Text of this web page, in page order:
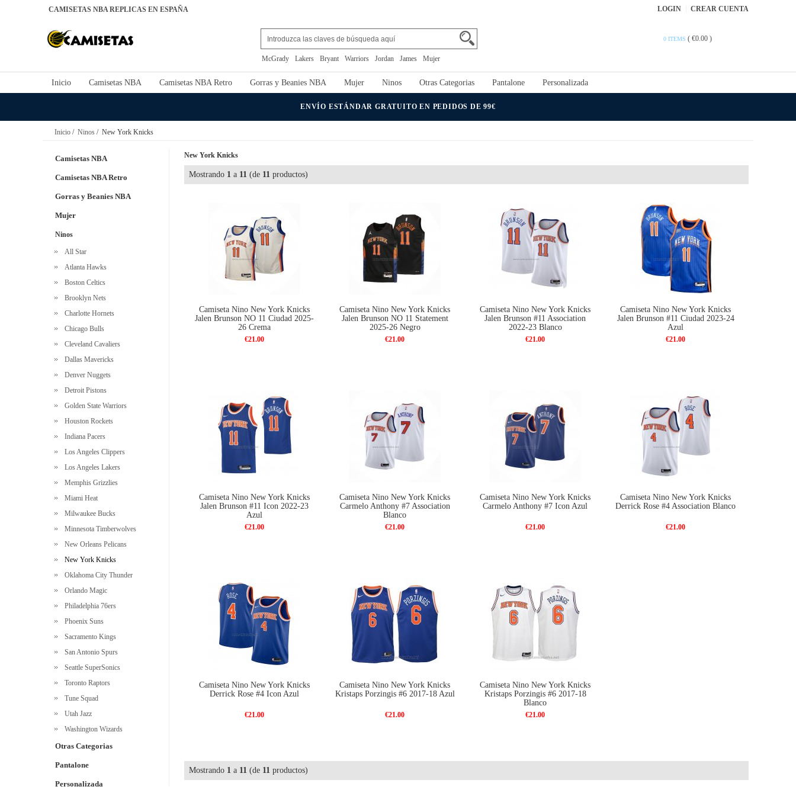
CAMISETAS NBA REPLICAS EN ESPAÑA LOGIN CREAR CUENTA
McGrady Lakers Bryant Warriors Jordan James Mujer
0 ITEMS ( €0.00 )
Inicio Camisetas NBA Camisetas NBA Retro Gorras y Beanies NBA Mujer Ninos Otras Categorias Pantalone Personalizada
ENVÍO ESTÁNDAR GRATUITO EN PEDIDOS DE 99€
Inicio / Ninos / New York Knicks
Camisetas NBA
Camisetas NBA Retro
Gorras y Beanies NBA
Mujer
Ninos
All Star
Atlanta Hawks
Boston Celtics
Brooklyn Nets
Charlotte Hornets
Chicago Bulls
Cleveland Cavaliers
Dallas Mavericks
Denver Nuggets
Detroit Pistons
Golden State Warriors
Houston Rockets
Indiana Pacers
Los Angeles Clippers
Los Angeles Lakers
Memphis Grizzlies
Miami Heat
Milwaukee Bucks
Minnesota Timberwolves
New Orleans Pelicans
New York Knicks
Oklahoma City Thunder
Orlando Magic
Philadelphia 76ers
Phoenix Suns
Sacramento Kings
San Antonio Spurs
Seattle SuperSonics
Toronto Raptors
Tune Squad
Utah Jazz
Washington Wizards
Otras Categorias
Pantalone
Personalizada
New York Knicks
Mostrando 1 a 11 (de 11 productos)
Camiseta Nino New York Knicks
Jalen Brunson NO 11 Ciudad 2025-
26 Crema
€21.00
Camiseta Nino New York Knicks
Jalen Brunson NO 11 Statement
2025-26 Negro
€21.00
Camiseta Nino New York Knicks
Jalen Brunson #11 Association
2022-23 Blanco
€21.00
Camiseta Nino New York Knicks
Jalen Brunson #11 Ciudad 2023-24
Azul
€21.00
Camiseta Nino New York Knicks
Jalen Brunson #11 Icon 2022-23
Azul
€21.00
Camiseta Nino New York Knicks
Carmelo Anthony #7 Association
Blanco
€21.00
Camiseta Nino New York Knicks
Carmelo Anthony #7 Icon Azul
€21.00
Camiseta Nino New York Knicks
Derrick Rose #4 Association Blanco
€21.00
Camiseta Nino New York Knicks
Derrick Rose #4 Icon Azul
€21.00
Camiseta Nino New York Knicks
Kristaps Porzingis #6 2017-18 Azul
€21.00
Camiseta Nino New York Knicks
Kristaps Porzingis #6 2017-18
Blanco
€21.00
Mostrando 1 a 11 (de 11 productos)